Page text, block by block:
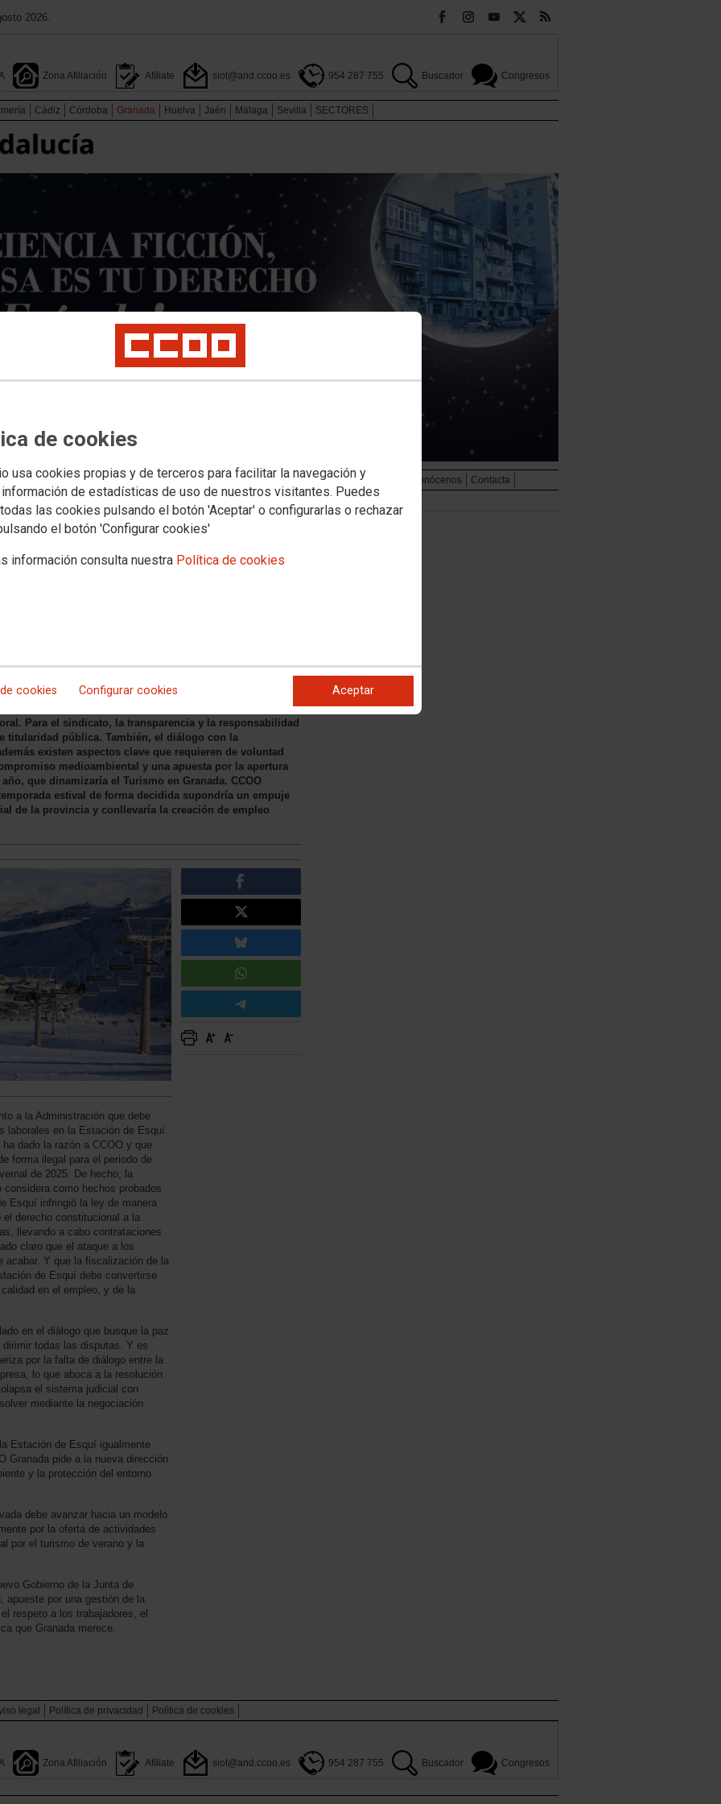
de cookies
usa cookies propias y de terceros para facilitar la navegación y
de estadísticas de uso de nuestros visitantes. Puedes
las cookies pulsando el botón 'Aceptar' o configurarlas o rechazar
el botón 'Configurar cookies'
información consulta nuestra Política de cookies
cookies Configurar cookies Aceptar
2026.
Zona Afiliación Afíliate siot@and.ccoo.es 954 287 755 Buscador Congresos
Cádiz Córdoba Granada Huelva Jaén Málaga Sevilla
SECTORES
.
. .
jurídicos Transparencia PROVINCIAS SECTORES Archivo documental y audiovisual Conócenos
Contacta
Gobierno de la Junta
la actividad de Cetursa
legales en materia
de la Junta de Andalucía que, en su reciente
gestión de la Estación de Esquí para la dirección de
la gestión de cuentas, y que ponga fin a los
Para el sindicato, la transparencia y la responsabilidad
titularidad pública. También, el diálogo con la
existen aspectos clave que requieren de voluntad
medioambiental y una apuesta por la apertura
que dinamizaría el Turismo en Granada. CCOO
estival de forma decidida supondría un empuje
de la provincia y conllevaría la creación de empleo
a la Administración que debe
laborales en la Estación de Esquí.
dado la razón a CCOO y que
forma ilegal para el periodo de
de 2025. De hecho, la
como hechos probados
Esquí infringió la ley de manera
derecho constitucional a la
llevando a cabo contrataciones
claro que el ataque a los
acabar. Y que la fiscalización de la
de Esquí debe convertirse
en el empleo, y de la
en el diálogo que busque la paz
todas las disputas. Y es
por la falta de diálogo entre la
lo que aboca a la resolución
el sistema judicial con
mediante la negociación
Estación de Esquí igualmente
Granada pide a la nueva dirección
y la protección del entorno
debe avanzar hacia un modelo
por la oferta de actividades
por el turismo de verano y la
Gobierno de la Junta de
apueste por una gestión de la
respeto a los trabajadores, el
que Granada merece.
legal Política de privacidad Polìtica de cookies
Zona Afiliación Afíliate siot@and.ccoo.es 954 287 755 Buscador Congresos